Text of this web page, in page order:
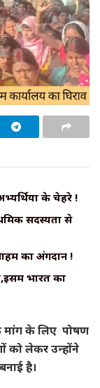
के चेहरे !
सदस्यता से
का अंगदान !
भारत का
मांग के लिए पोषण
को लेकर उन्होंने
है।